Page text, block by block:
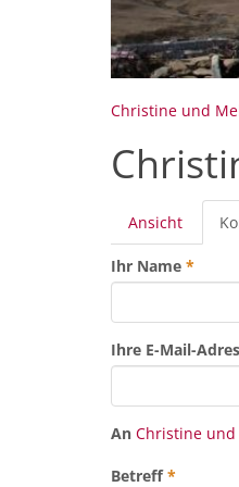
Christine und
Primäre
Reiter
Ansicht
Ihr Name *
Ihre E-Mail-
An Christine und
Betreff*